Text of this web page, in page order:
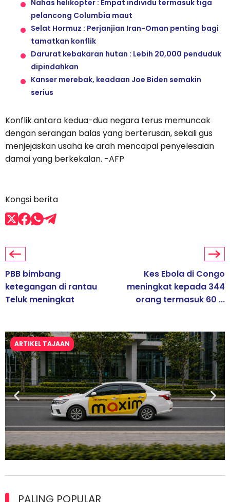
Nahas helikopter : Empat individu termasuk tiga
pelancong Columbia maut
Selat Hormuz : Perjanjian Iran-Oman penting bagi
tamatkan konflik
Darurat kebakaran hutan : Lebih 20,000 penduduk
dipindahkan
Kanser merebak, keadaan Joe Biden semakin
serius
Konflik antara kedua-dua negara terus memuncak
dengan serangan balas yang berterusan, sekali gus
menjejaskan usaha ke arah mencapai penyelesaian
damai yang berkekalan. -AFP
Kongsi berita
PBB bimbang
ketegangan di rantau
Teluk meningkat
Kes Ebola di Congo
meningkat kepada 344
orang termasuk 60 ...
ARTIKEL TAJAAN
lesen separuh pertama 2026
PALING POPULAR